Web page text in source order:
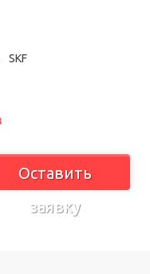
Оставить
заявку
SKF